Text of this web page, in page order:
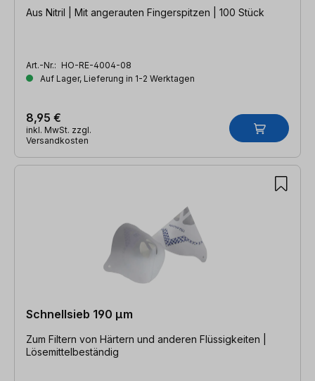
Aus Nitril | Mit angerauten Fingerspitzen | 100 Stück
Art.-Nr.: HO-RE-4004-08
Auf Lager, Lieferung in 1-2 Werktagen
8,95 €
inkl. MwSt. zzgl.
Versandkosten
Schnellsieb 190 µm
Zum Filtern von Härtern und anderen Flüssigkeiten |
Lösemittelbeständig